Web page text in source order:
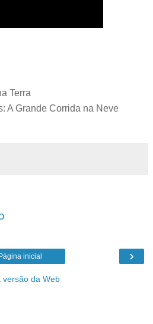
Terra
A Grande Corrida na Neve
›
Página inicial
versão da Web